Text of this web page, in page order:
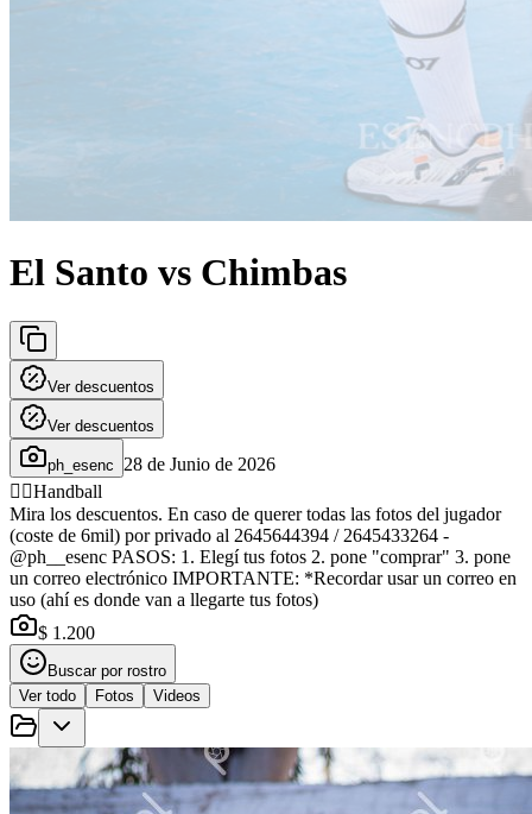
El Santo vs Chimbas
Ver descuentos
Ver descuentos
ph_esenc
28 de Junio de 2026
🤾‍♂️Handball
Mira los descuentos. En caso de querer todas las fotos del jugador
(coste de 6mil) por privado al 2645644394 / 2645433264 -
@ph__esenc PASOS: 1. Elegí tus fotos 2. pone "comprar" 3. pone
un correo electrónico IMPORTANTE: *Recordar usar un correo en
uso (ahí es donde van a llegarte tus fotos)
$ 1.200
Buscar por rostro
Ver todo
Fotos Videos